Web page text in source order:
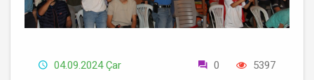
04.09.2024 Çar 0
5397